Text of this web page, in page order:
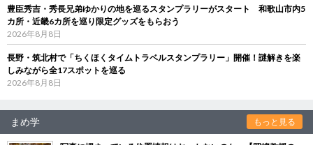
豊臣秀吉・秀長兄弟ゆかりの地を巡るスタンプラリーがスタート 和歌山市内5
カ所・近畿6カ所を巡り限定グッズをもらおう
2026年8月8日
長野・筑北村で「ちくほくタイムトラベルスタンプラリー」開催！謎解きを楽
しみながら全17スポットを巡る
2026年8月8日
まめ学 もっと見る